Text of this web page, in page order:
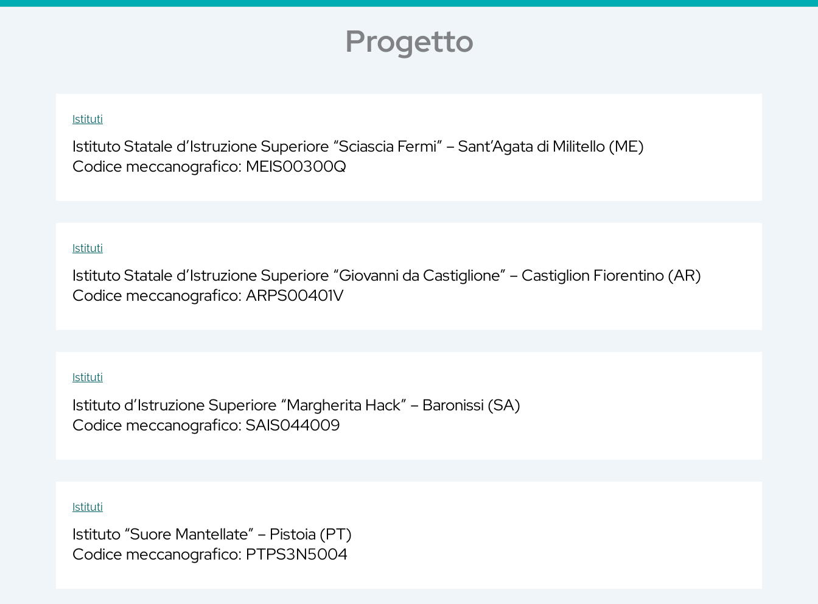
Progetto
Istituti
Istituto Statale d’Istruzione Superiore “Sciascia Fermi” – Sant’Agata di Militello (ME)
Codice meccanografico: MEIS00300Q
Istituti
Istituto Statale d’Istruzione Superiore “Giovanni da Castiglione” – Castiglion Fiorentino (AR)
Codice meccanografico: ARPS00401V
Istituti
Istituto d’Istruzione Superiore “Margherita Hack” – Baronissi (SA)
Codice meccanografico: SAIS044009
Istituti
Istituto “Suore Mantellate” – Pistoia (PT)
Codice meccanografico: PTPS3N5004